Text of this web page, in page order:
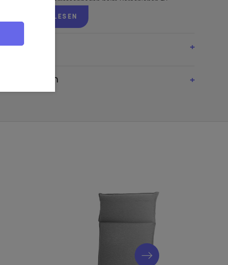
Um Ihren Terrassenboden beim Verschieben zu
praktische Bodenschoner.
extrem witterungsbeständig und pflegeleicht, daher
Wetter ohne Probleme auf Ihrer Terrasse stehen
und Ihre neuen Gartenmöbel so richtig genießen
Sie dieser Design-Sitzgruppe Einzug in den heimischen
sollten Sie dennoch nicht verzichten.
Sie die Gartensessel ganz einfach zusammenklappen und
über einen Kunststoffschutz an den Füßen, damit Ihr
WEITERLESEN
Materialien